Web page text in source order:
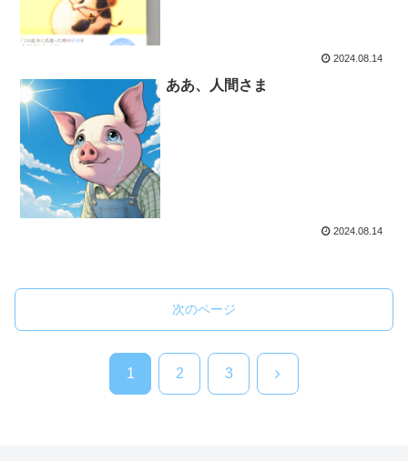
2024.08.14
ああ、人間さま
2024.08.14
次のページ
1 2 3 次